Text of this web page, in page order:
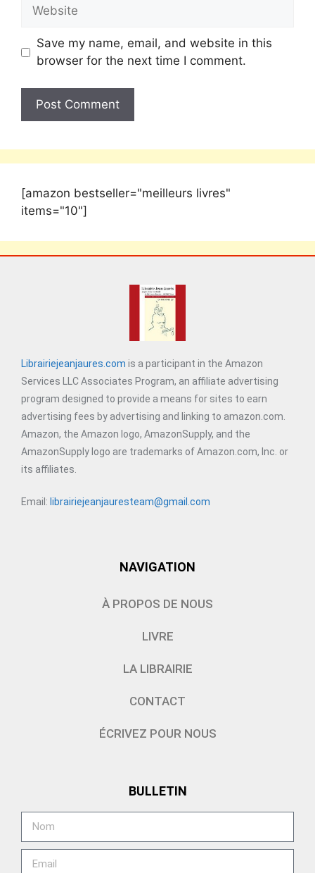
Save my name, email, and website in this
browser for the next time I comment.
[amazon bestseller="meilleurs livres"
items="10"]
Librairiejeanjaures.com is a participant in the Amazon
Services LLC Associates Program, an affiliate advertising
program designed to provide a means for sites to earn
advertising fees by advertising and linking to amazon.com.
Amazon, the Amazon logo, AmazonSupply, and the
AmazonSupply logo are trademarks of Amazon.com, Inc. or
its affiliates.
Email: librairiejeanjauresteam@gmail.com
NAVIGATION
À PROPOS DE NOUS
LIVRE
LA LIBRAIRIE
CONTACT
ÉCRIVEZ POUR NOUS
BULLETIN